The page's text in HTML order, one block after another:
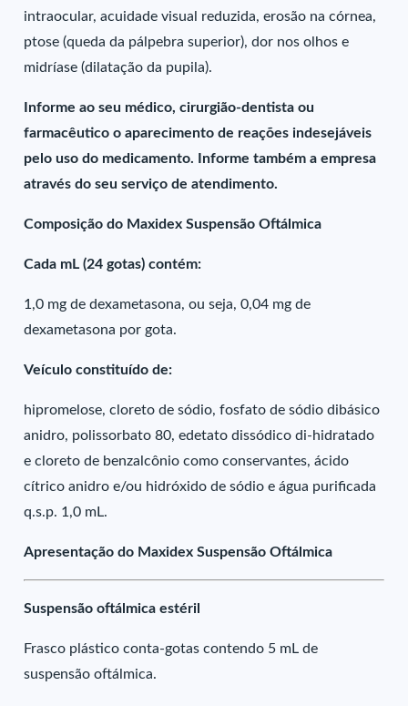
intraocular, acuidade visual reduzida, erosão na córnea,
ptose (queda da pálpebra superior), dor nos olhos e
midríase (dilatação da pupila).
Informe ao seu médico, cirurgião-dentista ou
farmacêutico o aparecimento de reações indesejáveis
pelo uso do medicamento. Informe também a empresa
através do seu serviço de atendimento.
Composição do Maxidex Suspensão Oftálmica
Cada mL (24 gotas) contém:
1,0 mg de dexametasona, ou seja, 0,04 mg de
dexametasona por gota.
Veículo constituído de:
hipromelose, cloreto de sódio, fosfato de sódio dibásico
anidro, polissorbato 80, edetato dissódico di-hidratado
e cloreto de benzalcônio como conservantes, ácido
cítrico anidro e/ou hidróxido de sódio e água purificada
q.s.p. 1,0 mL.
Apresentação do Maxidex Suspensão Oftálmica
Suspensão oftálmica estéril
Frasco plástico conta-gotas contendo 5 mL de
suspensão oftálmica.